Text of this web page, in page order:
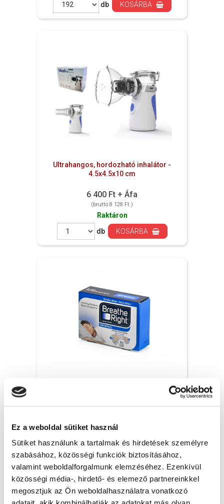
Ez a weboldal sütiket használ
Sütiket használunk a tartalmak és hirdetések személyre
szabásához, közösségi funkciók biztosításához,
valamint weboldalforgalmunk elemzéséhez. Ezenkívül
közösségi média-, hirdető- és elemező partnereinkkel
megosztjuk az Ön weboldalhasználatra vonatkozó
db
KOSÁRBA
Ultrahangos, hordozható inhalátor -
4.5x4.5x10 cm
6 400 Ft + Áfa
(bruttó 8 128 Ft )
Raktáron
db
KOSÁRBA
Breathe Right orrtapasz Original, S/M – 30x
(bruttó 7 874 Ft )
Raktáron
db
KOSÁRBA